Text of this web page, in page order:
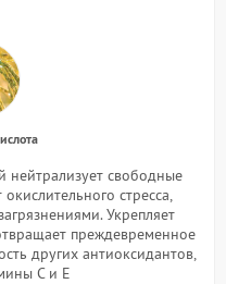
свободные
стресса,
Укрепляет
преждевременное
других антиоксидантов,
C и E